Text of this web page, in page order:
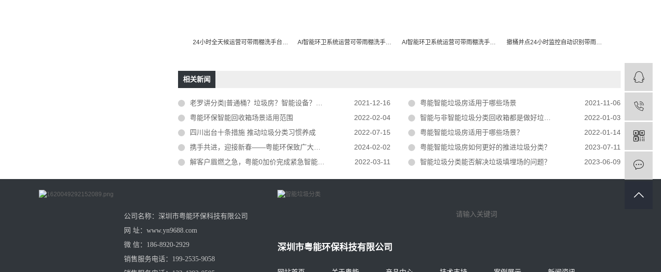
AI智能环卫系统运营可带雨棚洗手台多重识别智能垃圾分类亭 撤桶并点24小时监控自动识别带雨棚洗手台可视化智能四分类回收箱
相关新闻
老罗讲分类|普通桶？垃圾房？智能设备？垃圾分类回收模式哪种更好？ 2021-12-16 粤能智能垃圾房适用于哪些场景
2021-11-06
粤能环保智能回收箱场景适用范围
2022-02-04 智能与非智能垃圾分类回收箱都是做好垃圾分类的好帮手
2022-01-03
四川出台十条措施 推动垃圾分类习惯养成
2022-07-15 粤能智能垃圾房适用于哪些场景？
2022-01-14
携手共进，迎接新春——粤能环保致广大客户的新春祝福与感谢信
2024-02-02 粤能智能垃圾房如何更好的推进垃圾分类？
2023-07-11
解客户眉燃之急，粤能0加价完成紧急智能垃圾桶订单
2022-03-11 智能垃圾分类能否解决垃圾填埋场的问题？ 2023-06-09
公司名称：深圳市粤能环保科技有限公司
网 址：www.yn9688.com
微 信：186-8920-2929
销售服务电话：199-2535-9058
深圳市粤能环保科技有限公司